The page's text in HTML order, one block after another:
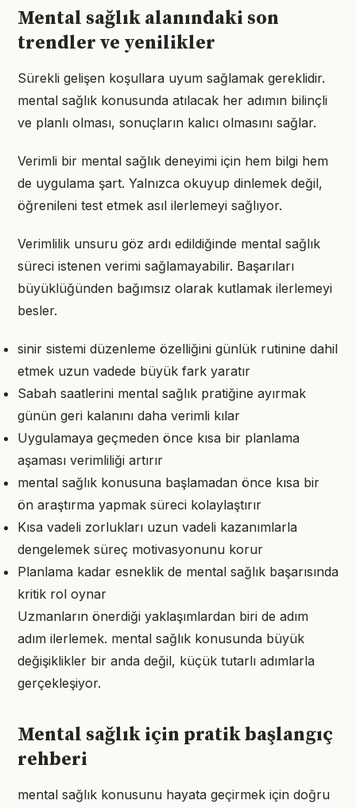
Mental sağlık alanındaki son
trendler ve yenilikler
Sürekli gelişen koşullara uyum sağlamak gereklidir.
mental sağlık konusunda atılacak her adımın bilinçli
ve planlı olması, sonuçların kalıcı olmasını sağlar.
Verimli bir mental sağlık deneyimi için hem bilgi hem
de uygulama şart. Yalnızca okuyup dinlemek değil,
öğrenileni test etmek asıl ilerlemeyi sağlıyor.
Verimlilik unsuru göz ardı edildiğinde mental sağlık
süreci istenen verimi sağlamayabilir. Başarıları
büyüklüğünden bağımsız olarak kutlamak ilerlemeyi
besler.
sinir sistemi düzenleme özelliğini günlük rutinine dahil
etmek uzun vadede büyük fark yaratır
Sabah saatlerini mental sağlık pratiğine ayırmak
günün geri kalanını daha verimli kılar
Uygulamaya geçmeden önce kısa bir planlama
aşaması verimliliği artırır
mental sağlık konusuna başlamadan önce kısa bir
ön araştırma yapmak süreci kolaylaştırır
Kısa vadeli zorlukları uzun vadeli kazanımlarla
dengelemek süreç motivasyonunu korur
Planlama kadar esneklik de mental sağlık başarısında
kritik rol oynar
Uzmanların önerdiği yaklaşımlardan biri de adım
adım ilerlemek. mental sağlık konusunda büyük
değişiklikler bir anda değil, küçük tutarlı adımlarla
gerçekleşiyor.
Mental sağlık için pratik başlangıç
rehberi
mental sağlık konusunu hayata geçirmek için doğru